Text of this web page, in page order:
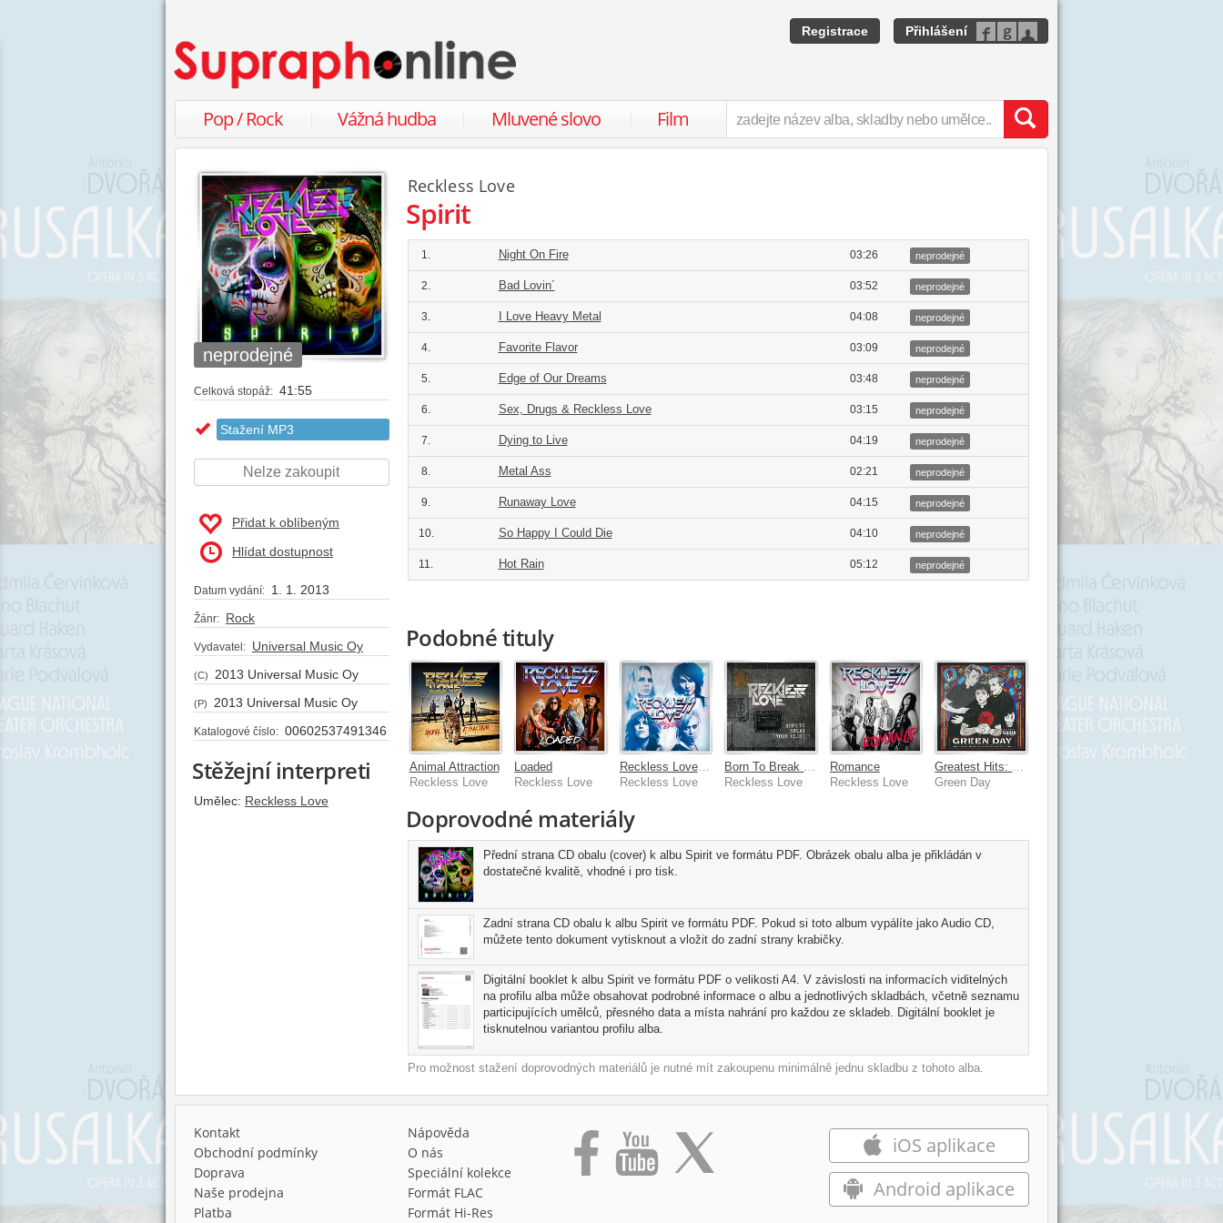
Registrace Přihlášení
Pop / Rock Vážná hudba Mluvené slovo Film
neprodejné
Celková stopáž: 41:55
Stažení MP3
Nelze zakoupit
Přidat k oblíbeným
Hlídat dostupnost
Datum vydání: 1. 1. 2013
Žánr: Rock
Vydavatel: Universal Music Oy
(C) 2013 Universal Music Oy
(P) 2013 Universal Music Oy
Katalogové číslo: 00602537491346
Stěžejní interpreti
Umělec: Reckless Love
Reckless Love
Spirit
1. Night On Fire 03:26 neprodejné
2. Bad Lovin´ 03:52 neprodejné
3. I Love Heavy Metal 04:08 neprodejné
4. Favorite Flavor 03:09 neprodejné
5. Edge of Our Dreams 03:48 neprodejné
6. Sex, Drugs & Reckless Love 03:15 neprodejné
7. Dying to Live 04:19 neprodejné
8. Metal Ass 02:21 neprodejné
9. Runaway Love 04:15 neprodejné
10. So Happy I Could Die 04:10 neprodejné
11. Hot Rain 05:12 neprodejné
Podobné tituly
Animal Attraction
Reckless Love
Loaded
Reckless Love
Reckless Love [Cool Edition]
Reckless Love
Reckless Love
Romance
Reckless Love
Green Day
Doprovodné materiály
Přední strana CD obalu (cover) k albu Spirit ve formátu PDF. Obrázek obalu alba je přikládán v
dostatečné kvalitě, vhodné i pro tisk.
Zadní strana CD obalu k albu Spirit ve formátu PDF. Pokud si toto album vypálíte jako Audio CD,
můžete tento dokument vytisknout a vložit do zadní strany krabičky.
Digitální booklet k albu Spirit ve formátu PDF o velikosti A4. V závislosti na informacích viditelných
na profilu alba může obsahovat podrobné informace o albu a jednotlivých skladbách, včetně seznamu
participujících umělců, přesného data a místa nahrání pro každou ze skladeb. Digitální booklet je
tisknutelnou variantou profilu alba.
Pro možnost stažení doprovodných materiálů je nutné mít zakoupenu minimálně jednu skladbu z tohoto alba.
Kontakt
Obchodní podmínky
Doprava
Naše prodejna
Platba
Nápověda
O nás
Speciální kolekce
Formát FLAC
Formát Hi‑Res
iOS aplikace
Android aplikace